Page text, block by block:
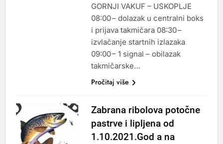
GORNJI VAKUF – USKOPLJE
08:00 – dolazak u centralni boks
i prijava takmičara 08:30 –
izvlačanje startnih izlazaka
09:00 – 1 signal – obilazak
takmičarske…
Pročitaj više
Zabrana ribolova potočne
pastrve i lipljena od
1.10.2021.God a na